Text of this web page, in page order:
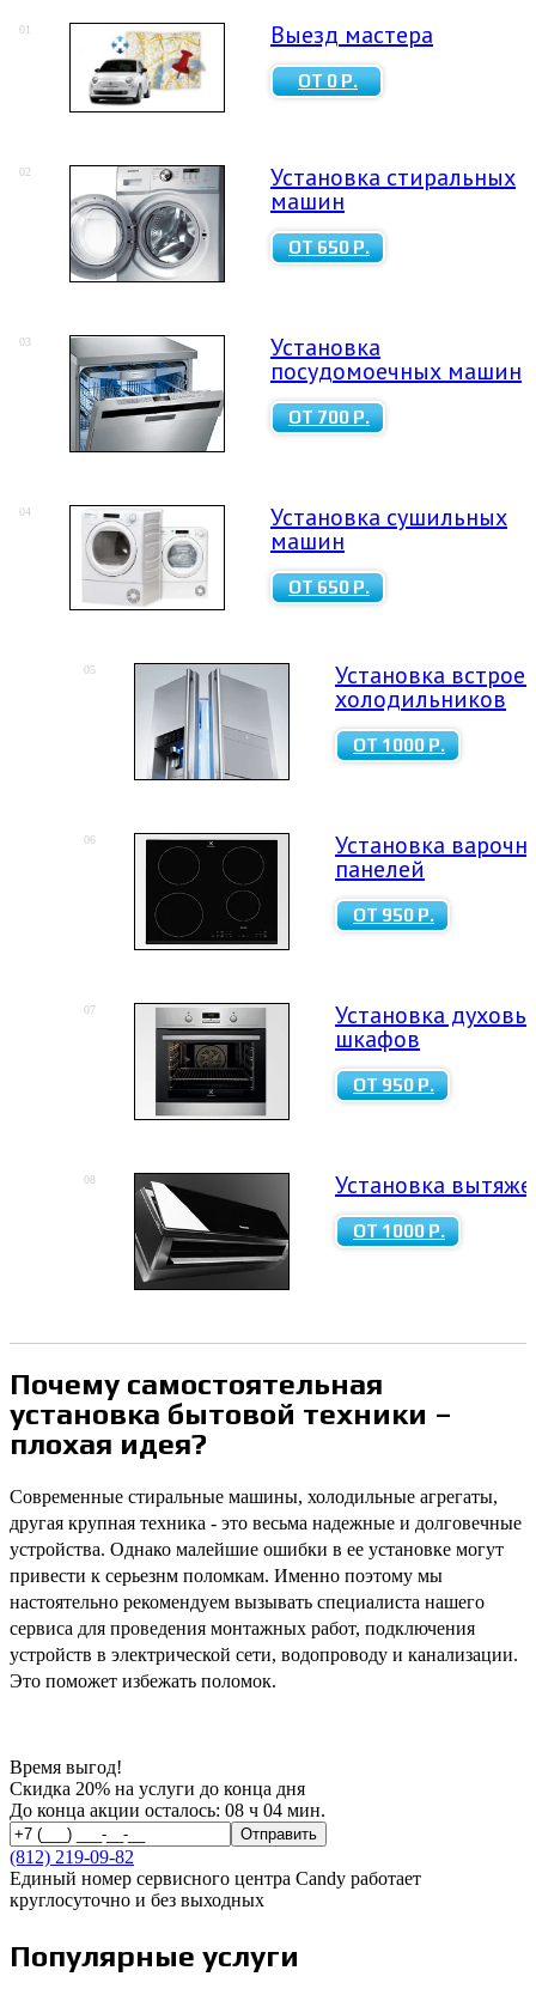
01 Выезд мастера
ОТ 0 Р.
02 Установка стиральных
машин
ОТ 650 Р.
03 Установка
посудомоечных машин
ОТ 700 Р.
04 Установка сушильных
машин
ОТ 650 Р.
05 Установка
холодильников
ОТ 1000 Р.
06 Установка
панелей
ОТ 950 Р.
07 Установка
шкафов
ОТ 950 Р.
08 Установка
ОТ 1000 Р.
Почему самостоятельная
установка бытовой техники –
плохая идея?
Современные стиральные машины, холодильные агрегаты,
другая крупная техника - это весьма надежные и долговечные
устройства. Однако малейшие ошибки в ее установке могут
привести к серьезнм поломкам. Именно поэтому мы
настоятельно рекомендуем вызывать специалиста нашего
сервиса для проведения монтажных работ, подключения
устройств в электрической сети, водопроводу и канализации.
Это поможет избежать поломок.
Время выгод!
Скидка 20% на услуги до конца дня
До конца акции осталось: 08 ч 04 мин.
(812) 219-09-82
Единый номер сервисного центра Candy работает
круглосуточно и без выходных
Популярные услуги